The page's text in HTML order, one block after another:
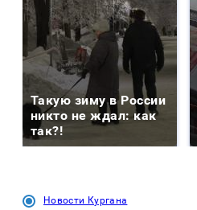
Такую зиму в России
никто не ждал: как
так?!
Новости Кургана